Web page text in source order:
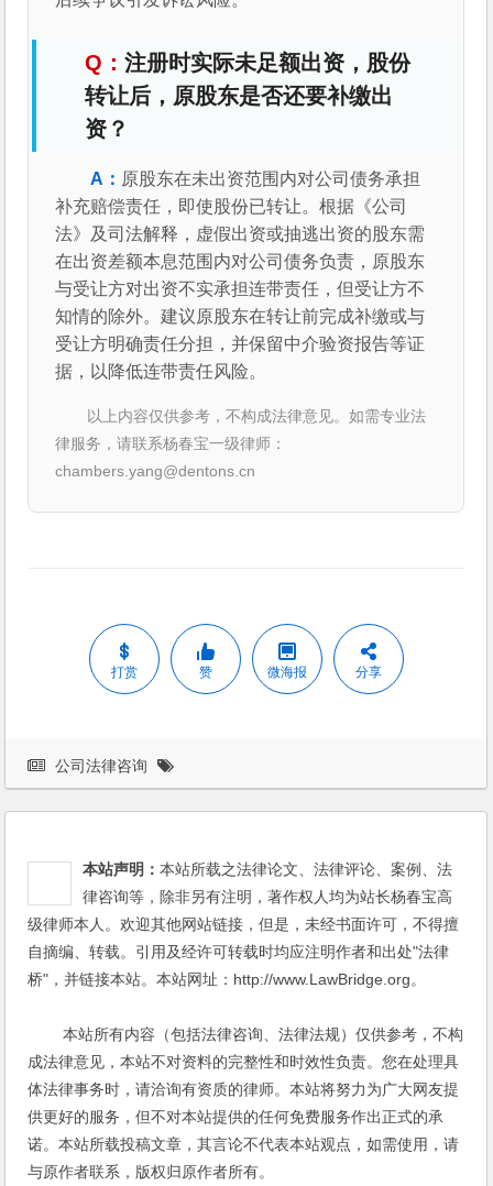
注册时实际未足额出资，股份
转让后，原股东是否还要补缴出
资？
原股东在未出资范围内对公司债务承担
补充赔偿责任，即使股份已转让。根据《公司
法》及司法解释，虚假出资或抽逃出资的股东需
在出资差额本息范围内对公司债务负责，原股东
与受让方对出资不实承担连带责任，但受让方不
知情的除外。建议原股东在转让前完成补缴或与
受让方明确责任分担，并保留中介验资报告等证
据，以降低连带责任风险。
以上内容仅供参考，不构成法律意见。如需专业法
律服务，请联系杨春宝一级律师：
chambers.yang@dentons.cn
打赏 赞 微海报 分享
公司法律咨询
本站声明：本站所载之法律论文、法律评论、案例、法
律咨询等，除非另有注明，著作权人均为站长杨春宝高
级律师本人。欢迎其他网站链接，但是，未经书面许可，不得擅
自摘编、转载。引用及经许可转载时均应注明作者和出处"法律
桥"，并链接本站。本站网址：http://www.LawBridge.org。
本站所有内容（包括法律咨询、法律法规）仅供参考，不构
成法律意见，本站不对资料的完整性和时效性负责。您在处理具
体法律事务时，请洽询有资质的律师。本站将努力为广大网友提
供更好的服务，但不对本站提供的任何免费服务作出正式的承
诺。本站所载投稿文章，其言论不代表本站观点，如需使用，请
与原作者联系，版权归原作者所有。